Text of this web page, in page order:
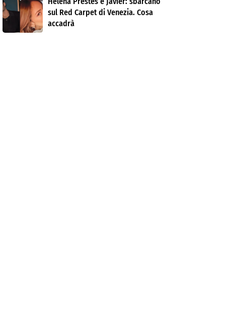
sul Red Carpet di Venezia. Cosa
accadrà